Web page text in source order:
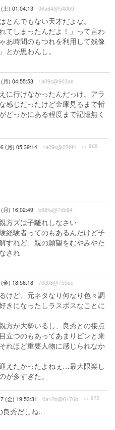
土) 01:04:13 06a64@540b9
とんでもない天才だよな。
てしまったんだよ！」って言わ
あ時間のもつれを利用して残像
とか思わんし。
月) 04:55:53 1a09c@903ae
に行けなかったんだっけ。アラ
感じだったけど金庫見るまで斬
どっかにある程度まで記憶無く
(月) 05:39:14 1a09c@02bf4 >> 969
月) 16:02:49 b98fa@7db84
方ズは子離れしなさい
経験者ってのもあるんだけど子
すれど、親の願望をむやみやた
され
金) 18:56:18 70c03@755ac
けど、元ネタなり何なり色々調
きになったしラスボスなことに
方が大勢いるし、良秀との接点
立つのもあってあまりピンと来
れほど重要人物に感じられなか
えたかったよねぇ…最大限楽し
が多すぎた。
(金) 19:53:31 0a12b@6176b >> 972
良秀だしね…